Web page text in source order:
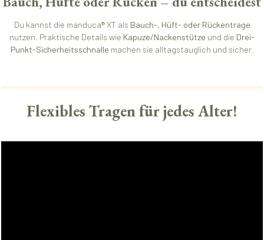
Du kannst die manduca® XT als Bauch-, Hüft- oder Rückentrage
nutzen. Praktische Details wie Kapuze/Nackenstütze und die Drei-
Punkt-Sicherheitsschnalle machen sie alltagstauglich und sicher.
Flexibles Tragen für jedes Alter!